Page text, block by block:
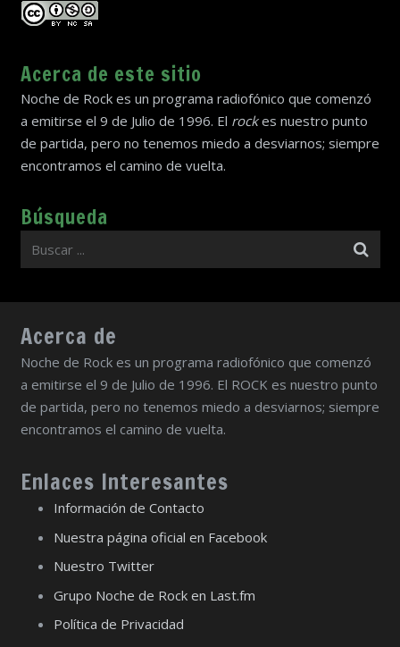
Acerca de este sitio
Noche de Rock es un programa radiofónico que comenzó
a emitirse el 9 de Julio de 1996. El rockes nuestro punto
de partida, pero no tenemos miedo a desviarnos; siempre
encontramos el camino de vuelta.
Búsqueda
Acerca de
Noche de Rock es un programa radiofónico que comenzó
a emitirse el 9 de Julio de 1996. El ROCK es nuestro punto
de partida, pero no tenemos miedo a desviarnos; siempre
encontramos el camino de vuelta.
Enlaces Interesantes
Información de Contacto
Nuestra página oficial en Facebook
Nuestro Twitter
Grupo Noche de Rock en Last.fm
Política de Privacidad